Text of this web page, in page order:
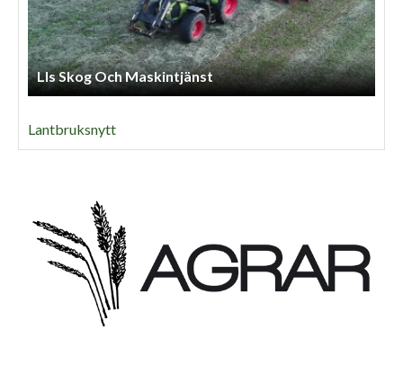
Lls Skog Och Maskintjänst
Lantbruksnytt